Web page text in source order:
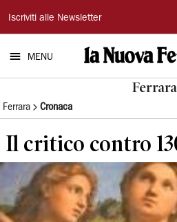
La
Nuova
Ferrara
Iscriviti alle Newsletter
MENU
Ferrara
Ferrara Cronaca
Il critico contro